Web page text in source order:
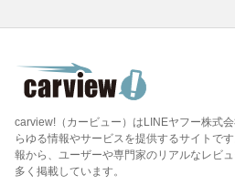
carview!（カービュー）はLINEヤフー株式
らゆる情報やサービスを提供するサイトで
報から、ユーザーや専門家のリアルなレビ
多く掲載しています。